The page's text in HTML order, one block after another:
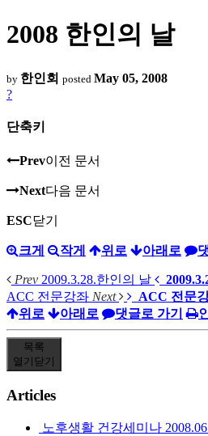
2008 한인의 날
by 한인회 posted May 05, 2008
?
단축키
Prev이전 문서
Next다음 문서
ESC닫기
크게 작게 위로 아래로
Prev 2009.3.28.한인의 날
ACC 전문강좌 Next ACC 전문
위로 아래로 댓글로 가기
목록
열기 닫기
Articles
노후생활 건강세미나